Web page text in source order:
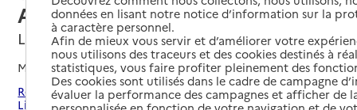
Artois Gohelle
Liévin, PAS-DE-CALAIS
Mis à jour le22/07/2026
Rechercher les établissements et services autour de
Liévin.
données en lisant notre notice d’information sur la
à caractère personnel.
Afin de mieux vous servir et d’améliorer votre
nous utilisons des traceurs et des cookies destinés à
statistiques, vous faire profiter pleinement des
Des cookies sont utilisés dans le cadre de campagne
évaluer la performance des campagnes et afficher de